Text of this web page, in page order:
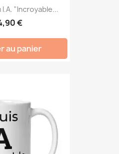
"Incroyable...
€
au panier